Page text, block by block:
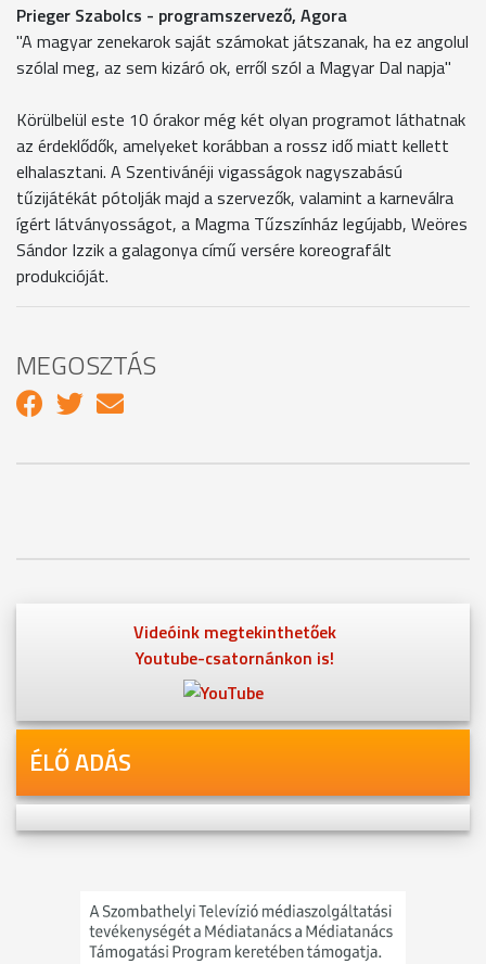
Prieger Szabolcs - programszervező, Agora
"A magyar zenekarok saját számokat játszanak, ha ez angolul
szólal meg, az sem kizáró ok, erről szól a Magyar Dal napja"
Körülbelül este 10 órakor még két olyan programot láthatnak
az érdeklődők, amelyeket korábban a rossz idő miatt kellett
elhalasztani. A Szentivánéji vigasságok nagyszabású
tűzijátékát pótolják majd a szervezők, valamint a karneválra
ígért látványosságot, a Magma Tűzszínház legújabb, Weöres
Sándor Izzik a galagonya című versére koreografált
produkcióját.
MEGOSZTÁS
Videóink megtekinthetőek
Youtube-csatornánkon is!
ÉLŐ ADÁS